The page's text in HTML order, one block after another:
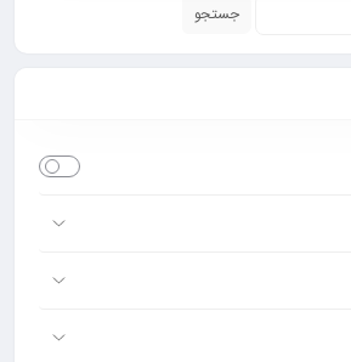
جستجو